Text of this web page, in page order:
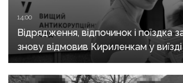
14:00
Відрядження, відпочинок і поїздка
знову відмовив Кириленкам у